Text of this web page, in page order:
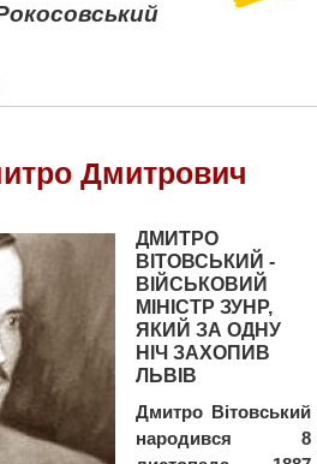
Дмитрович
ДМИТРО
ВІТОВСЬКИЙ -
ВІЙСЬКОВИЙ
МІНІСТР ЗУНР,
ЯКИЙ ЗА ОДНУ
НІЧ ЗАХОПИВ
ЛЬВІВ
Дмитро Вітовський
народився 8